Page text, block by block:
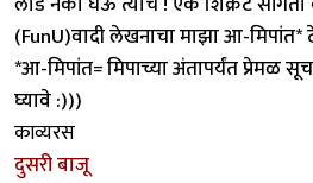
(FunU)वादी लेखनाचा माझा आ-
*आ-मिपांत= मिपाच्या अंतापर्यंत प्रेमळ
घ्यावे :)))
काव्यरस
दुसरी बाजू